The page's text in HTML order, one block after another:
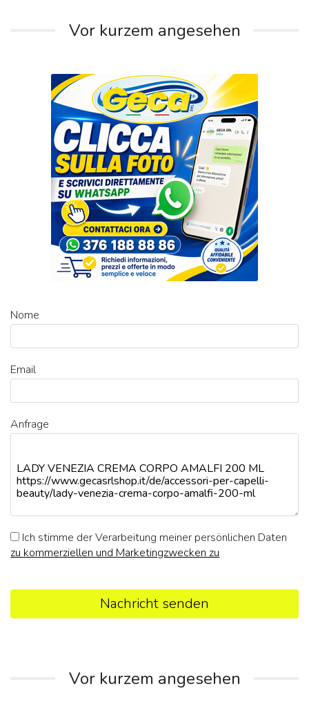
Vor kurzem angesehen
Nome
Email
Anfrage
Ich stimme der Verarbeitung meiner persönlichen Daten
zu kommerziellen und Marketingzwecken zu
Nachricht senden
Vor kurzem angesehen